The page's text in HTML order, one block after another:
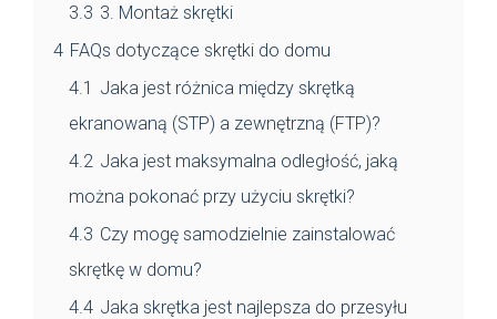
3.3 3. Montaż skrętki
4 FAQs dotyczące skrętki do domu
4.1 Jaka jest różnica między skrętką
ekranowaną (STP) a zewnętrzną (FTP)?
4.2 Jaka jest maksymalna odległość, jaką
można pokonać przy użyciu skrętki?
4.3 Czy mogę samodzielnie zainstalować
skrętkę w domu?
4.4 Jaka skrętka jest najlepsza do przesyłu